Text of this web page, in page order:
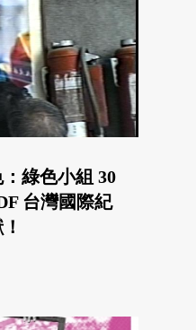
：綠色小組 30
台灣國際紀